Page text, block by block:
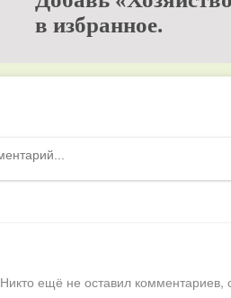
в избранное.
Никто ещё не оставил комментариев,